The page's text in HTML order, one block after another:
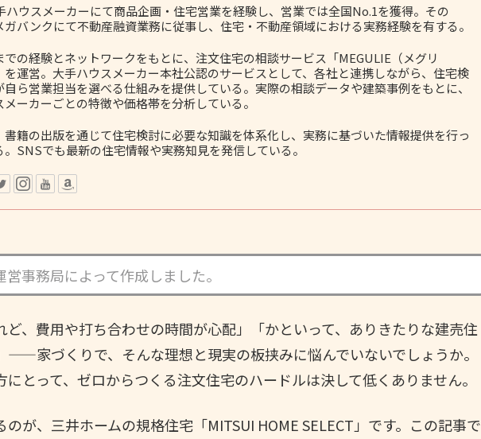
ハウスメーカーにて商品企画・住宅営業を経験し、営業では全国No.1を獲得。その
ガバンクにて不動産融資業務に従事し、住宅・不動産領域における実務経験を有する。
での経験とネットワークをもとに、注文住宅の相談サービス「MEGULIE（メグリ
を運営。大手ハウスメーカー本社公認のサービスとして、各社と連携しながら、住宅検
自ら営業担当を選べる仕組みを提供している。実際の相談データや建築事例をもとに、
メーカーごとの特徴や価格帯を分析している。
書籍の出版を通じて住宅検討に必要な知識を体系化し、実務に基づいた情報提供を行っ
。SNSでも最新の住宅情報や実務知見を発信している。
事務局によって作成しました。
ど、費用や打ち合わせの時間が心配」「かといって、ありきたりな建売住
——家づくりで、そんな理想と現実の板挟みに悩んでいないでしょうか。
とって、ゼロからつくる注文住宅のハードルは決して低くありません。
が、三井ホームの規格住宅「MITSUI HOME SELECT」です。この記事で